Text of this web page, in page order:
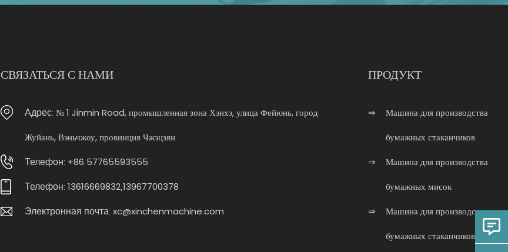
СВЯЗАТЬСЯ С НАМИ
Адрес:№ 1 Jinmin Road, промышленная зона Хэнхэ, улица Фейюнь, город
Жуйань, Вэньчжоу, провинция Чжэцзян
Телефон: +86 57765593555
Телефон:13616669832,13967700378
Электронная почта:xc@xinchenmachine.com
ПРОДУКТ
Машина для производства
бумажных стаканчиков
Машина для производства
бумажных мисок
Машина для производства
бумажных стаканчиков с